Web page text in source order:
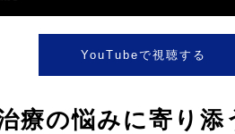
YouTubeで視聴する
療の悩みに寄り添